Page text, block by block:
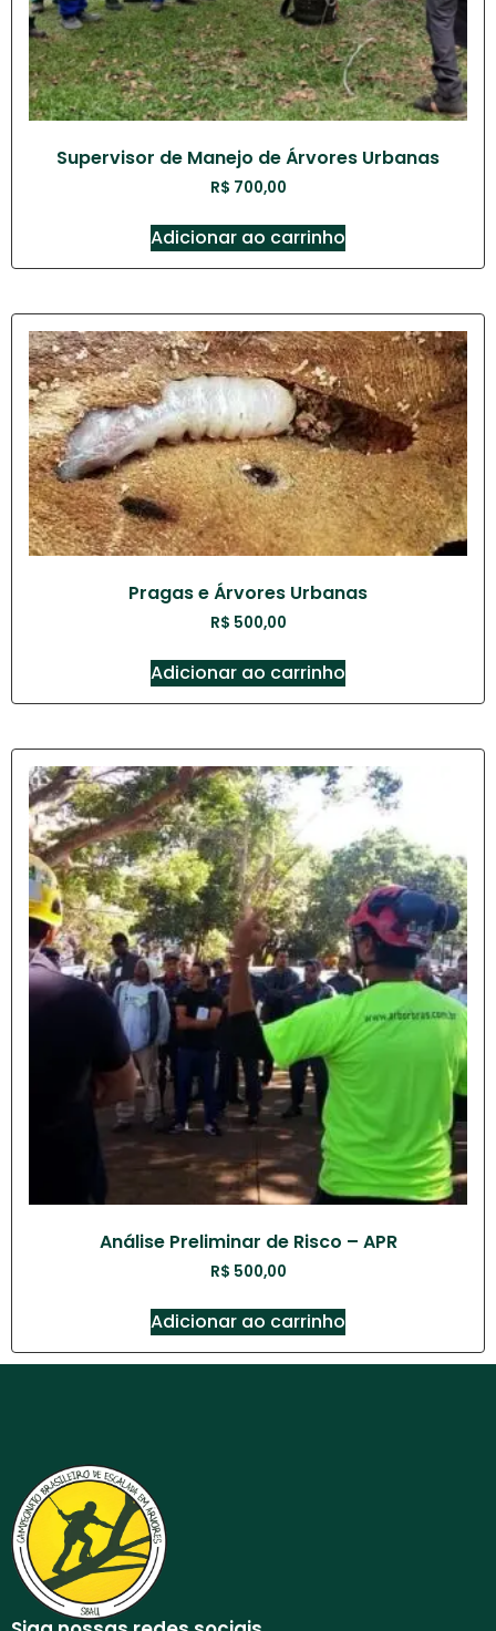
Supervisor de Manejo de Árvores Urbanas
R$ 700,00
Adicionar ao carrinho
Pragas e Árvores Urbanas
R$ 500,00
Adicionar ao carrinho
Análise Preliminar de Risco – APR
R$ 500,00
Adicionar ao carrinho